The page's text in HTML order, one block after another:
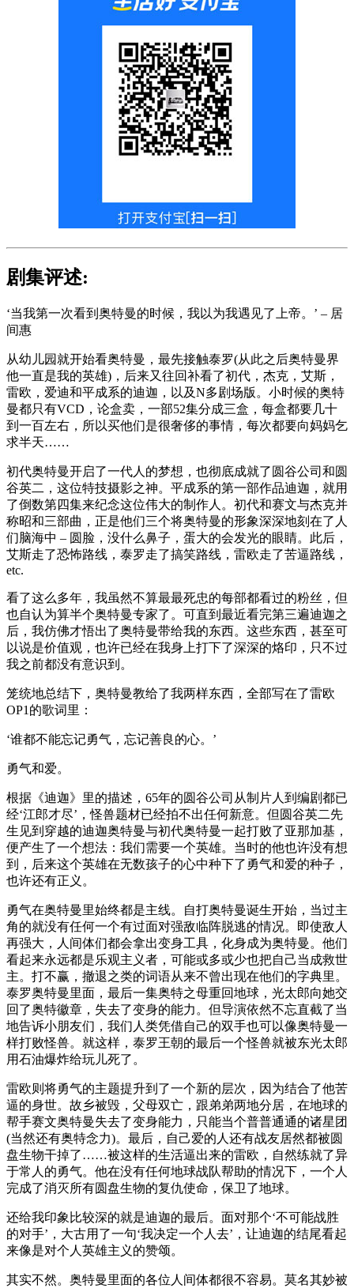
剧集评述:
‘当我第一次看到奥特曼的时候，我以为我遇见了上帝。’ – 居
间惠
从幼儿园就开始看奥特曼，最先接触泰罗(从此之后奥特曼界
他一直是我的英雄)，后来又往回补看了初代，杰克，艾斯，
雷欧，爱迪和平成系的迪迦，以及N多剧场版。小时候的奥特
曼都只有VCD，论盒卖，一部52集分成三盒，每盒都要几十
到一百左右，所以买他们是很奢侈的事情，每次都要向妈妈乞
求半天……
初代奥特曼开启了一代人的梦想，也彻底成就了圆谷公司和圆
谷英二，这位特技摄影之神。平成系的第一部作品迪迦，就用
了倒数第四集来纪念这位伟大的制作人。初代和赛文与杰克并
称昭和三部曲，正是他们三个将奥特曼的形象深深地刻在了人
们脑海中 – 圆脸，没什么鼻子，蛋大的会发光的眼睛。此后，
艾斯走了恐怖路线，泰罗走了搞笑路线，雷欧走了苦逼路线，
etc.
看了这么多年，我虽然不算最最死忠的每部都看过的粉丝，但
也自认为算半个奥特曼专家了。可直到最近看完第三遍迪迦之
后，我仿佛才悟出了奥特曼带给我的东西。这些东西，甚至可
以说是价值观，也许已经在我身上打下了深深的烙印，只不过
我之前都没有意识到。
笼统地总结下，奥特曼教给了我两样东西，全部写在了雷欧
OP1的歌词里：
‘谁都不能忘记勇气，忘记善良的心。’
勇气和爱。
根据《迪迦》里的描述，65年的圆谷公司从制片人到编剧都已
经‘江郎才尽’，怪兽题材已经拍不出任何新意。但圆谷英二先
生见到穿越的迪迦奥特曼与初代奥特曼一起打败了亚那加基，
便产生了一个想法：我们需要一个英雄。当时的他也许没有想
到，后来这个英雄在无数孩子的心中种下了勇气和爱的种子，
也许还有正义。
勇气在奥特曼里始终都是主线。自打奥特曼诞生开始，当过主
角的就没有任何一个有过面对强敌临阵脱逃的情况。即使敌人
再强大，人间体们都会拿出变身工具，化身成为奥特曼。他们
看起来永远都是乐观主义者，可能或多或少也把自己当成救世
主。打不赢，撤退之类的词语从来不曾出现在他们的字典里。
泰罗奥特曼里面，最后一集奥特之母重回地球，光太郎向她交
回了奥特徽章，失去了变身的能力。但导演依然不忘直截了当
地告诉小朋友们，我们人类凭借自己的双手也可以像奥特曼一
样打败怪兽。就这样，泰罗王朝的最后一个怪兽就被东光太郎
用石油爆炸给玩儿死了。
雷欧则将勇气的主题提升到了一个新的层次，因为结合了他苦
逼的身世。故乡被毁，父母双亡，跟弟弟两地分居，在地球的
帮手赛文奥特曼失去了变身能力，只能当个普普通通的诸星团
(当然还有奥特念力)。最后，自己爱的人还有战友居然都被圆
盘生物干掉了……被这样的生活逼出来的雷欧，自然练就了异
于常人的勇气。他在没有任何地球战队帮助的情况下，一个人
完成了消灭所有圆盘生物的复仇使命，保卫了地球。
还给我印象比较深的就是迪迦的最后。面对那个‘不可能战胜
的对手’，大古用了一句‘我决定一个人去’，让迪迦的结尾看起
来像是对个人英雄主义的赞颂。
其实不然。奥特曼里面的各位人间体都很不容易。莫名其妙被